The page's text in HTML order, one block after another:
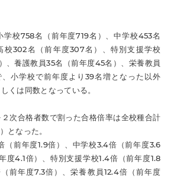
学校758名（前年度719名）、中学校453名
校302名（前年度307名）、特別支援学校
、養護教員35名（前年度45名）、栄養教員
小学校で前年度より39名増となった以外
くは同数となっている。
次合格者数で割った合格倍率は全校種合計
となった。
（前年度1.9倍）、中学校3.4倍（前年度3.6
度4.1倍）、特別支援学校1.4倍（前年度1.8
前年度7.3倍）、栄養教員12.4倍（前年度